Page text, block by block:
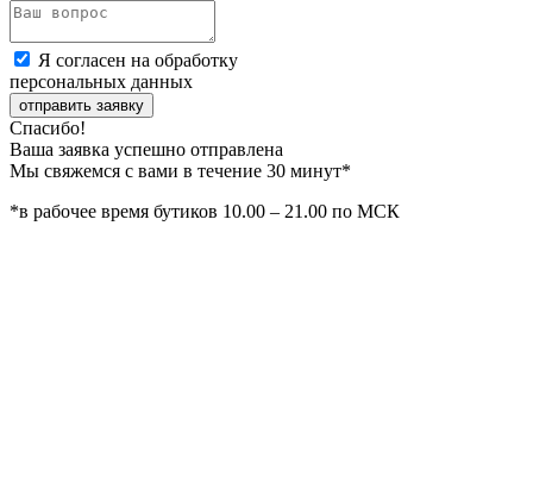
Я согласен на обработку
персональных данных
отправить заявку
Спасибо!
Ваша заявка успешно отправлена
Мы свяжемся с вами в течение 30 минут*
*в рабочее время бутиков 10.00 – 21.00 по МСК